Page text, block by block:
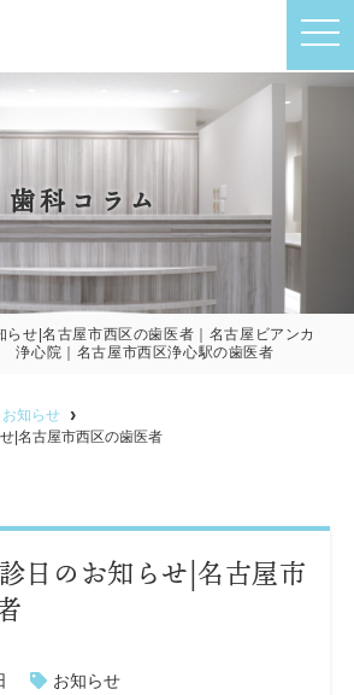
歯科コラム
らせ|名古屋市西区の歯医者｜名古屋ビアンカ
浄心院｜名古屋市西区浄心駅の歯医者
t
o
お知らせ
|名古屋市西区の歯医者
日のお知らせ|名古屋市
お知らせ